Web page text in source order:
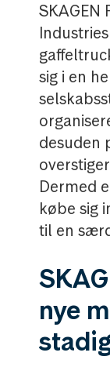
SKAGEN
sig i en
desuden
Dermed
købe sig
til en
nye